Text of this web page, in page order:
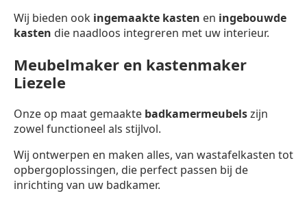
Wij bieden ook ingemaakte kasten en ingebouwde
kasten die naadloos integreren met uw interieur.
Meubelmaker en kastenmaker
Liezele
Onze op maat gemaakte badkamermeubelszijn
zowel functioneel als stijlvol.
Wij ontwerpen en maken alles, van wastafelkasten tot
opbergoplossingen, die perfect passen bij de
inrichting van uw badkamer.